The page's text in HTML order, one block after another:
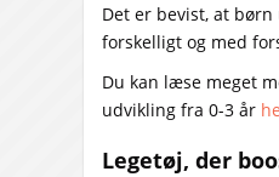
Det er bevist, at
forskelligt og med
Du kan læse meget
udvikling fra 0-3 år
Legetøj, der